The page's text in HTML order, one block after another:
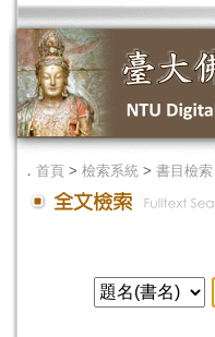
． 首頁 > 檢索系統 > 書目檢索